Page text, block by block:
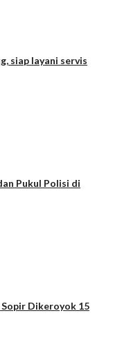
siap layani servis
Pukul Polisi di
Dikeroyok 15